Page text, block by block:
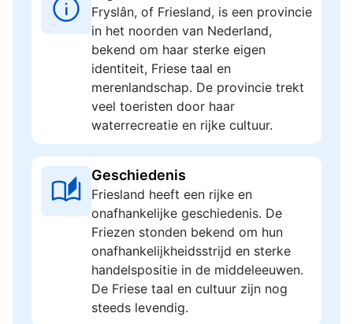
Fryslân, of Friesland, is een provincie
in het noorden van Nederland,
bekend om haar sterke eigen
identiteit, Friese taal en
merenlandschap. De provincie trekt
veel toeristen door haar
waterrecreatie en rijke cultuur.
Geschiedenis
Friesland heeft een rijke en
onafhankelijke geschiedenis. De
Friezen stonden bekend om hun
onafhankelijkheidsstrijd en sterke
handelspositie in de middeleeuwen.
De Friese taal en cultuur zijn nog
steeds levendig.